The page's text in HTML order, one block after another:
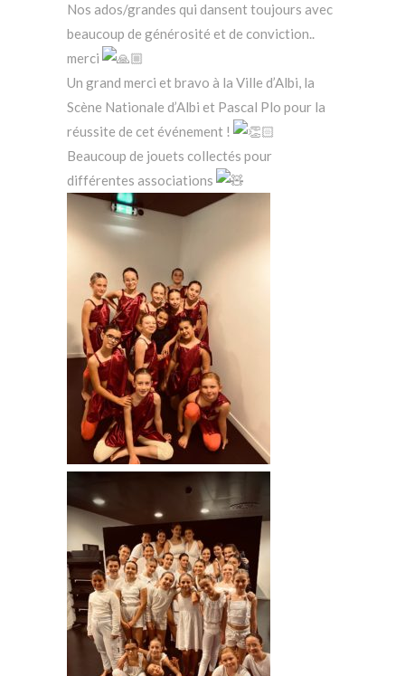
Nos ados/grandes qui dansent toujours avec
beaucoup de générosité et de conviction..
merci
Un grand merci et bravo à la Ville d’Albi, la
Scène Nationale d’Albi et Pascal Plo pour la
réussite de cet événement !
Beaucoup de jouets collectés pour
différentes associations